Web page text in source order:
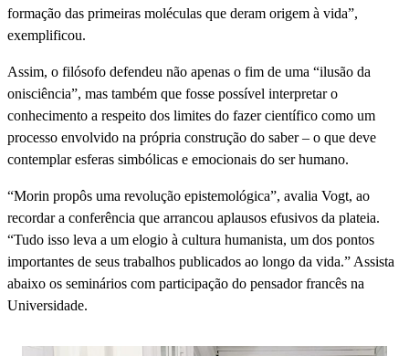
formação das primeiras moléculas que deram origem à vida”,
exemplificou.
Assim, o filósofo defendeu não apenas o fim de uma “ilusão da
onisciência”, mas também que fosse possível interpretar o
conhecimento a respeito dos limites do fazer científico como um
processo envolvido na própria construção do saber – o que deve
contemplar esferas simbólicas e emocionais do ser humano.
“Morin propôs uma revolução epistemológica”, avalia Vogt, ao
recordar a conferência que arrancou aplausos efusivos da plateia.
“Tudo isso leva a um elogio à cultura humanista, um dos pontos
importantes de seus trabalhos publicados ao longo da vida.” Assista
abaixo os seminários com participação do pensador francês na
Universidade.